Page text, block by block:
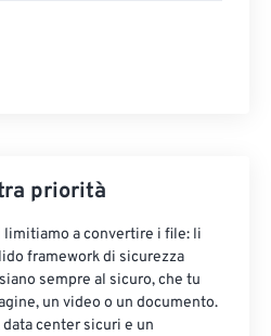
priorità
limitiamo a convertire i file: li
framework di sicurezza
sempre al sicuro, che tu
un video o un documento.
center sicuri e un